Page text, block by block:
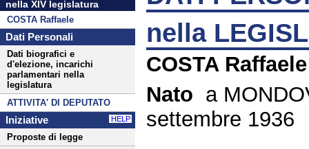
nella XIV legislatura
COSTA Raffaele
Dati Personali
Dati biografici e
d'elezione, incarichi
parlamentari nella
legislatura
ATTIVITA' DI DEPUTATO
Iniziative HELP
Proposte di legge
nella
COSTA Raffaele
Nato a
settembre 1936